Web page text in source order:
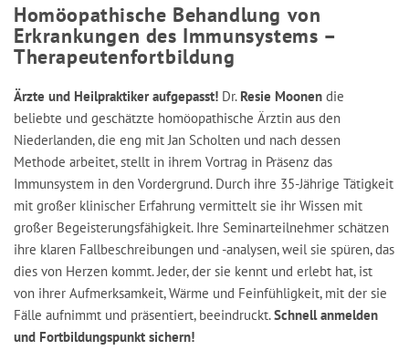
Homöopathische Behandlung von
Erkrankungen des Immunsystems –
Therapeutenfortbildung
Ärzte und Heilpraktiker aufgepasst! Dr. Resie Moonen die
beliebte und geschätzte homöopathische Ärztin aus den
Niederlanden, die eng mit Jan Scholten und nach dessen
Methode arbeitet, stellt in ihrem Vortrag in Präsenz das
Immunsystem in den Vordergrund. Durch ihre 35-Jährige Tätigkeit
mit großer klinischer Erfahrung vermittelt sie ihr Wissen mit
großer Begeisterungsfähigkeit. Ihre Seminarteilnehmer schätzen
ihre klaren Fallbeschreibungen und -analysen, weil sie spüren, das
dies von Herzen kommt. Jeder, der sie kennt und erlebt hat, ist
von ihrer Aufmerksamkeit, Wärme und Feinfühligkeit, mit der sie
Fälle aufnimmt und präsentiert, beeindruckt.Schnell anmelden
und Fortbildungspunkt sichern!